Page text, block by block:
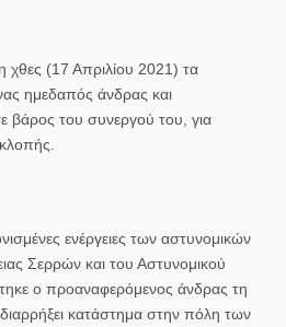
χθες (17 Απριλίου 2021) τα
ημεδαπός άνδρας και
βάρος του συνεργού του, για
ενέργειες των αστυνομικών
Σερρών και του Αστυνομικού
ο προαναφερόμενος άνδρας τη
κατάστημα στην πόλη των